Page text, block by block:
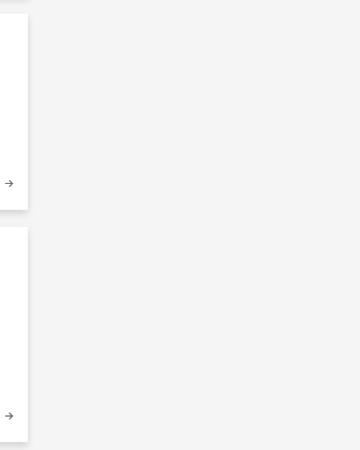
Gros ElectroMénager